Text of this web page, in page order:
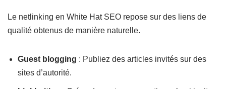
Le netlinking en White Hat SEO repose sur des liens de
qualité obtenus de manière naturelle.
Guest blogging : Publiez des articles invités sur des
sites d’autorité.